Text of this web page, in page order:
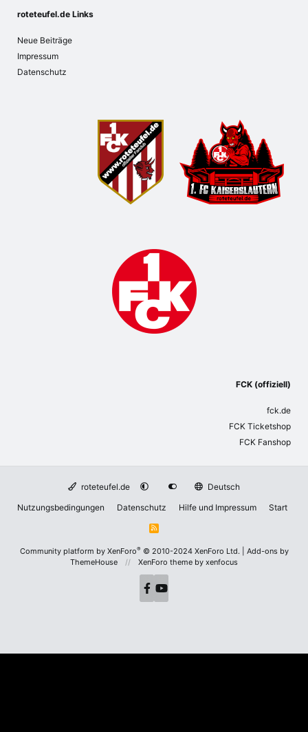
roteteufel.de Links
Neue Beiträge
Impressum
Datenschutz
FCK (offiziell)
fck.de
FCK Ticketshop
FCK Fanshop
roteteufel.de
Deutsch
Nutzungsbedingungen
Datenschutz Hilfe und Impressum Start
R
Community platform by XenForo® © 2010-2024 XenForo Ltd.
Add-ons by
ThemeHouse
XenForo theme by xenfocus